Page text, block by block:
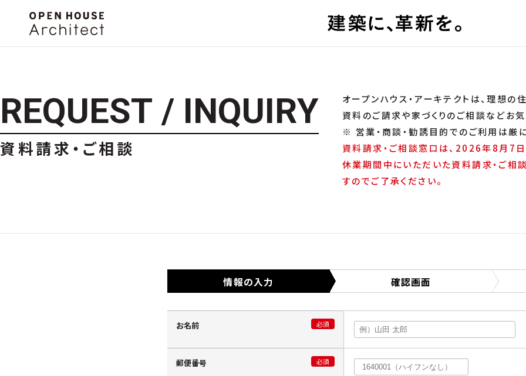
REQUEST / INQUIRY
資料請求・ご相談
オープンハウス・アーキテクトは、理想の
資料のご請求や家づくりのご相談などお
※ 営業・商談・勧誘目的でのご利用は厳
資料請求・ご相談窓口は、2026年8月7
休業期間中にいただいた資料請求・ご相
すのでご了承ください。
情報の入力 確認画面
お名前 必須
郵便番号 必須